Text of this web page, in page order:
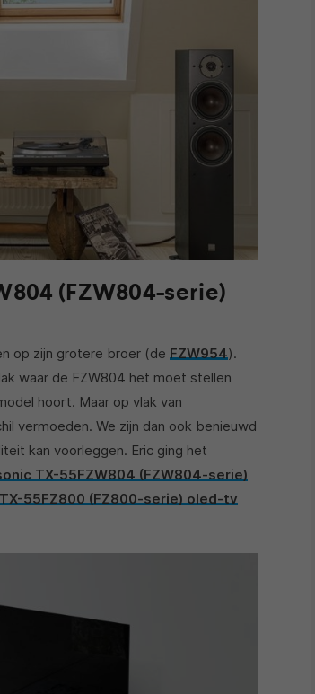
(FZW804-serie)
op zijn grotere broer (de FZW954).
waar de FZW804 het moet stellen
hoort. Maar op vlak van
vermoeden. We zijn dan ook benieuwd
kan voorleggen. Eric ging het
TX-55FZW804 (FZW804-serie)
55FZ800 (FZ800-serie) oled-tv